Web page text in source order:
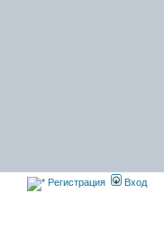
Регистрация Вход